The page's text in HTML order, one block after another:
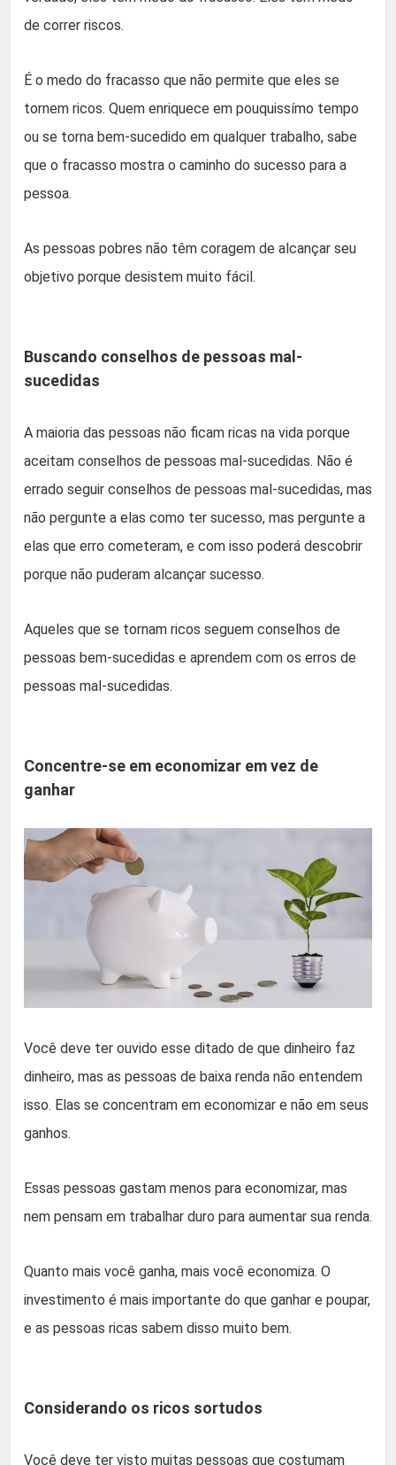
de correr riscos.
É o medo do fracasso que não permite que eles se
tornem ricos. Quem enriquece em pouquissímo tempo
ou se torna bem-sucedido em qualquer trabalho, sabe
que o fracasso mostra o caminho do sucesso para a
pessoa.
As pessoas pobres não têm coragem de alcançar seu
objetivo porque desistem muito fácil.
Buscando conselhos de pessoas mal-
sucedidas
A maioria das pessoas não ficam ricas na vida porque
aceitam conselhos de pessoas mal-sucedidas. Não é
errado seguir conselhos de pessoas mal-sucedidas, mas
não pergunte a elas como ter sucesso, mas pergunte a
elas que erro cometeram, e com isso poderá descobrir
porque não puderam alcançar sucesso.
Aqueles que se tornam ricos seguem conselhos de
pessoas bem-sucedidas e aprendem com os erros de
pessoas mal-sucedidas.
Concentre-se em economizar em vez de
ganhar
Você deve ter ouvido esse ditado de que dinheiro faz
dinheiro, mas as pessoas de baixa renda não entendem
isso. Elas se concentram em economizar e não em seus
ganhos.
Essas pessoas gastam menos para economizar, mas
nem pensam em trabalhar duro para aumentar sua renda.
Quanto mais você ganha, mais você economiza. O
investimento é mais importante do que ganhar e poupar,
e as pessoas ricas sabem disso muito bem.
Considerando os ricos sortudos
Você deve ter visto muitas pessoas que costumam